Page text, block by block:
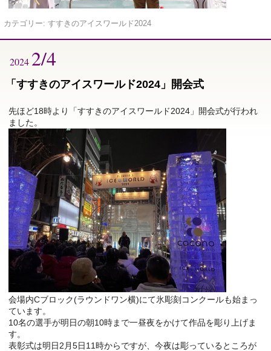
カテゴリー: すすきのアイスワールド2024
2024 2/4
「すすきのアイスワールド2024」開会式
先ほど18時より「すすきのアイスワールド2024」開会式が行われ
ました。
会場内Cブロック(ラウンドワン横)にて氷彫刻コンクールも始まっ
ています。
10名の選手が明日の朝10時まで一昼夜をかけて作品を彫り上げま
す。
表彰式は明日2月5日11時からですが、今夜は彫っているところが